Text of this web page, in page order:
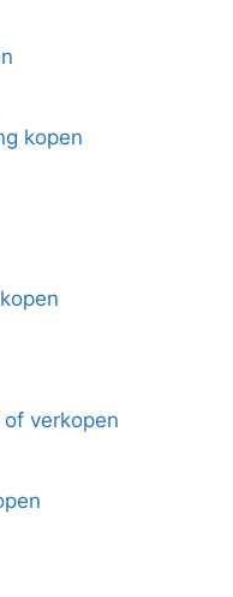
kopen
verkopen